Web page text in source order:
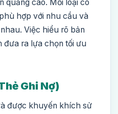
quảng cáo. Mỗi loại có
hợp với nhu cầu và
Việc hiểu rõ bản
đưa ra lựa chọn tối ưu
Ghi Nợ)
được khuyến khích sử